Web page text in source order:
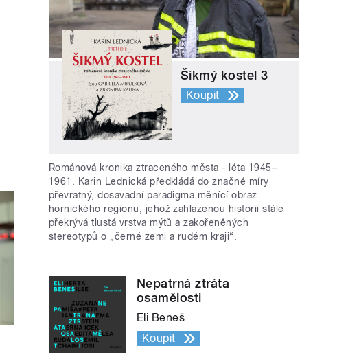
Šikmý kostel 3
Koupit
Románová kronika ztraceného města - léta 1945–
1961. Karin Lednická předkládá do značné míry
převratný, dosavadní paradigma měnící obraz
hornického regionu, jehož zahlazenou historii stále
překrývá tlustá vrstva mýtů a zakořeněných
stereotypů o „černé zemi a rudém kraji“.
Nepatrná ztráta
osamělosti
Eli Beneš
Koupit